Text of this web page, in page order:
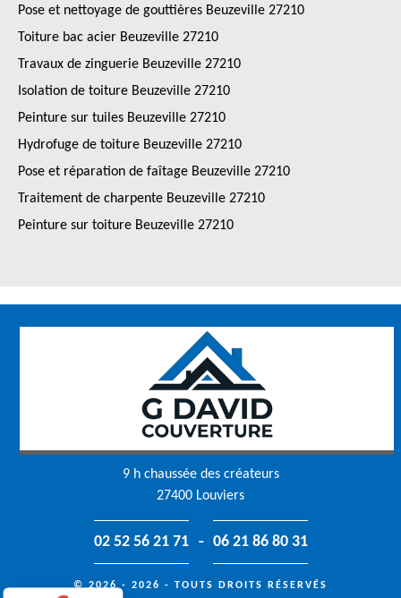
Pose et nettoyage de gouttières Beuzeville 27210
Toiture bac acier Beuzeville 27210
Travaux de zinguerie Beuzeville 27210
Isolation de toiture Beuzeville 27210
Peinture sur tuiles Beuzeville 27210
Hydrofuge de toiture Beuzeville 27210
Pose et réparation de faîtage Beuzeville 27210
Traitement de charpente Beuzeville 27210
Peinture sur toiture Beuzeville 27210
9 h chaussée des créateurs
27400 Louviers
02 52 56 21 71 - 06 21 86 80 31
© 2026 - 2026 - TOUTS DROITS RÉSERVÉS